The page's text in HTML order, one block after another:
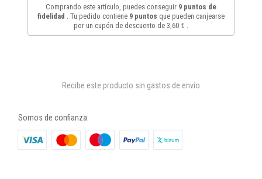
Comprando este artículo, puedes conseguir 9 puntos de
fidelidad
. Tu pedido contiene 9 puntos que pueden canjearse
por un cupón de descuento de 3,60 €
Recibe este producto sin gastos de envío
Somos de confianza: